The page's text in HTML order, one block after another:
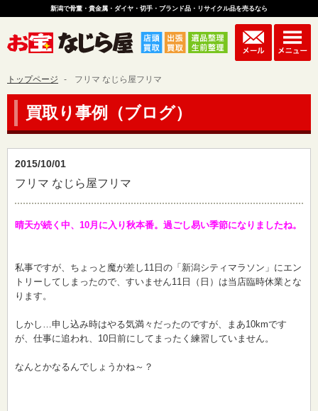
新潟で骨董・貴金属・ダイヤ・切手・ブランド品・リサイクル品を売るなら
トップページ フリマ なじら屋フリマ
買取り事例（ブログ）
2015/10/01
フリマ なじら屋フリマ
晴天が続く中、10月に入り秋本番。過ごし易い季節になりましたね。
私事ですが、ちょっと魔が差し11日の「新潟シティマラソン」にエン
トリーしてしまったので、すいません11日（日）は当店臨時休業とな
ります。
しかし…申し込み時はやる気満々だったのですが、まあ10kmです
が、仕事に追われ、10日前にしてまったく練習していません。
なんとかなるんでしょうかね～？